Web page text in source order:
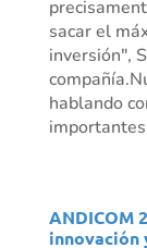
sacar el
inversión",
hablando
ANDICOM
innovación